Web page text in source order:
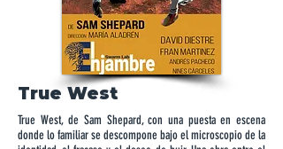
True West
True West, de Sam Shepard, con una puesta en escena
donde lo familiar se descompone bajo el microscopio de la